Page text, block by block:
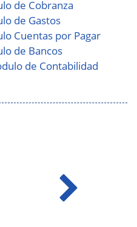
de Cobranza
de Gastos
Cuentas por Pagar
de Bancos
de Contabilidad